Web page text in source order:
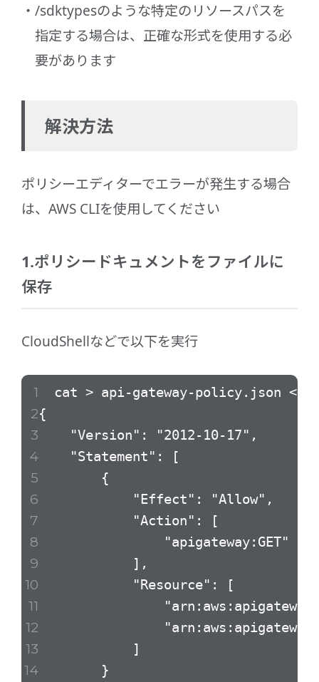
/sdktypesのような特定のリソースパスを
指定する場合は、正確な形式を使用する必
要があります
解決方法
ポリシーエディターでエラーが発生する場合
は、AWS CLIを使用してください
1.ポリシードキュメントをファイルに
保存
CloudShellなどで以下を実行
cat > api-gateway-policy.json <<
{
"Version": "2012-10-17",
"Statement": [
{
"Effect": "Allow",
"Action": [
"apigateway:GET"
],
"Resource": [
"arn:aws:apigateway:ap-
"arn:aws:apigateway:ap-
]
}